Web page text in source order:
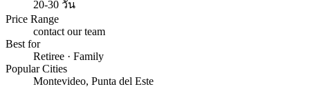
20-30 วัน
Price Range
contact our team
Best for
Retiree · Family
Popular Cities
Montevideo, Punta del Este